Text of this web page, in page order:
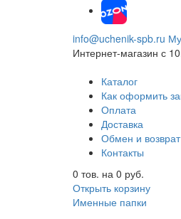
info@uchenik-spb.ru
Интернет-магазин с
Каталог
Как оформить
Оплата
Доставка
Обмен и возврат
Контакты
0 тов. на 0 руб.
Открыть корзину
Именные папки